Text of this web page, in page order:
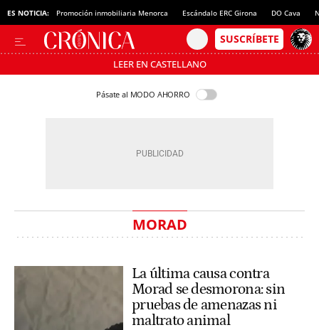
ES NOTICIA: Promoción inmobiliaria Menorca Escándalo ERC Girona DO Cava
LEER EN CASTELLANO
Pásate al MODO AHORRO
MORAD
La última causa contra
Morad se desmorona: sin
pruebas de amenazas ni
maltrato animal